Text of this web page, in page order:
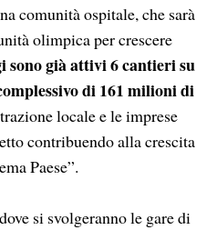
comunità ospitale, che sarà
olimpica per crescere
sono già attivi 6 cantieri su
di 161 milioni di
locale e le imprese
contribuendo alla crescita
Paese”.
si svolgeranno le gare di